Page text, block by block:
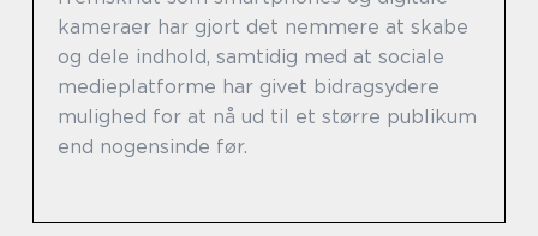
kameraer har gjort det nemmere at skabe
og dele indhold, samtidig med at sociale
medieplatforme har givet bidragsydere
mulighed for at nå ud til et større publikum
end nogensinde før.